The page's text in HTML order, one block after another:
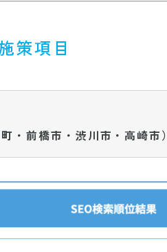
策項目
・前橋市・渋川市・高崎市）